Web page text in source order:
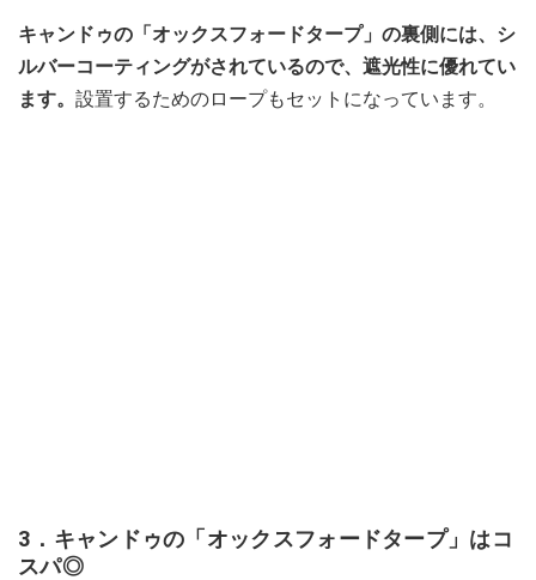
キャンドゥの「オックスフォードタープ」の裏側には、シ
ルバーコーティングがされているので、遮光性に優れてい
ます。 設置するためのロープもセットになっています。
3．キャンドゥの「オックスフォードタープ」はコ
スパ◎